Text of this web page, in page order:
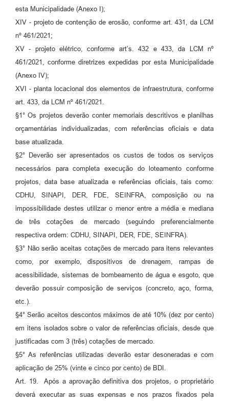
esta Municipalidade (Anexo I);
XIV - projeto de contenção de erosão, conforme art. 431, da LCM
nº 461/2021;
XV - projeto elétrico, conforme art’s. 432 e 433, da LCM nº
461/2021, conforme diretrizes expedidas por esta Municipalidade
(Anexo IV);
XVI - planta locacional dos elementos de infraestrutura, conforme
art. 433, da LCM nº 461/2021.
§1° Os projetos deverão conter memoriais descritivos e planilhas
orçamentárias individualizadas, com referências oficiais e data
base atualizada.
§2° Deverão ser apresentados os custos de todos os serviços
necessários para completa execução do loteamento conforme
projetos, data base atualizada e referências oficiais, tais como:
CDHU, SINAPI, DER, FDE, SEINFRA, composição ou na
impossibilidade destes utilizar o menor entre a média e mediana
de três cotações de mercado (seguindo preferencialmente
respectiva ordem: CDHU, SINAPI, DER, FDE, SEINFRA).
§3° Não serão aceitas cotações de mercado para itens relevantes
como, por exemplo, dispositivos de drenagem, rampas de
acessibilidade, sistemas de bombeamento de água e esgoto, que
deverão possuir composição de serviços (concreto, aço, forma,
etc.).
§4° Serão aceitos descontos máximos de até 10% (dez por cento)
em itens isolados sobre o valor de referências oficiais, desde que
justificadas com 3 (três) cotações de mercado.
§5° As referências utilizadas deverão estar desoneradas e com
aplicação de 25% (vinte e cinco por cento) de BDI.
Art. 19. Após a aprovação definitiva dos projetos, o proprietário
deverá executar as suas expensas e nos prazos fixados pela